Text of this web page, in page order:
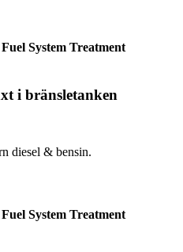
System Treatment
i bränsletanken
diesel & bensin.
System Treatment